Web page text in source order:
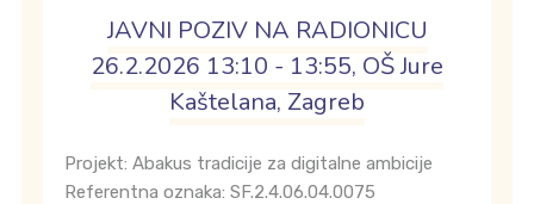
JAVNI POZIV NA RADIONICU
26.2.2026 13:10 - 13:55, OŠ Jure
Kaštelana, Zagreb
Projekt: Abakus tradicije za digitalne ambicije
Referentna oznaka: SF.2.4.06.04.0075